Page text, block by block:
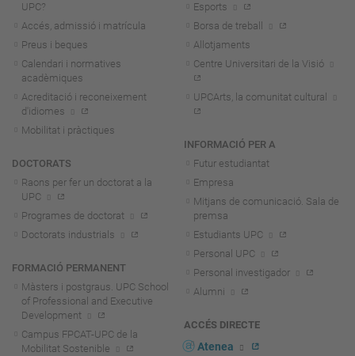
UPC?
Accés, admissió i matrícula
Preus i beques
Calendari i normatives
acadèmiques
Acreditació i reconeixement
d'idiomes
Mobilitat i pràctiques
DOCTORATS
Raons per fer un doctorat a la
UPC
Programes de doctorat
Doctorats industrials
FORMACIÓ PERMANENT
Màsters i postgraus. UPC School
of Professional and Executive
Development
Campus FPCAT-UPC de la
Mobilitat Sostenible
Esports
Borsa de treball
Allotjaments
Centre Universitari de la Visió
UPCArts, la comunitat cultural
INFORMACIÓ PER A
Futur estudiantat
Empresa
Mitjans de comunicació. Sala de
premsa
Estudiants UPC
Personal UPC
Personal investigador
Alumni
ACCÉS DIRECTE
Atenea